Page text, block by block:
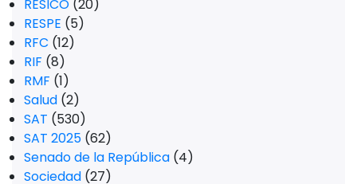
RESICO (20)
RESPE (5)
RFC (12)
RIF (8)
RMF (1)
Salud (2)
SAT (530)
SAT 2025 (62)
Senado de la República (4)
Sociedad (27)